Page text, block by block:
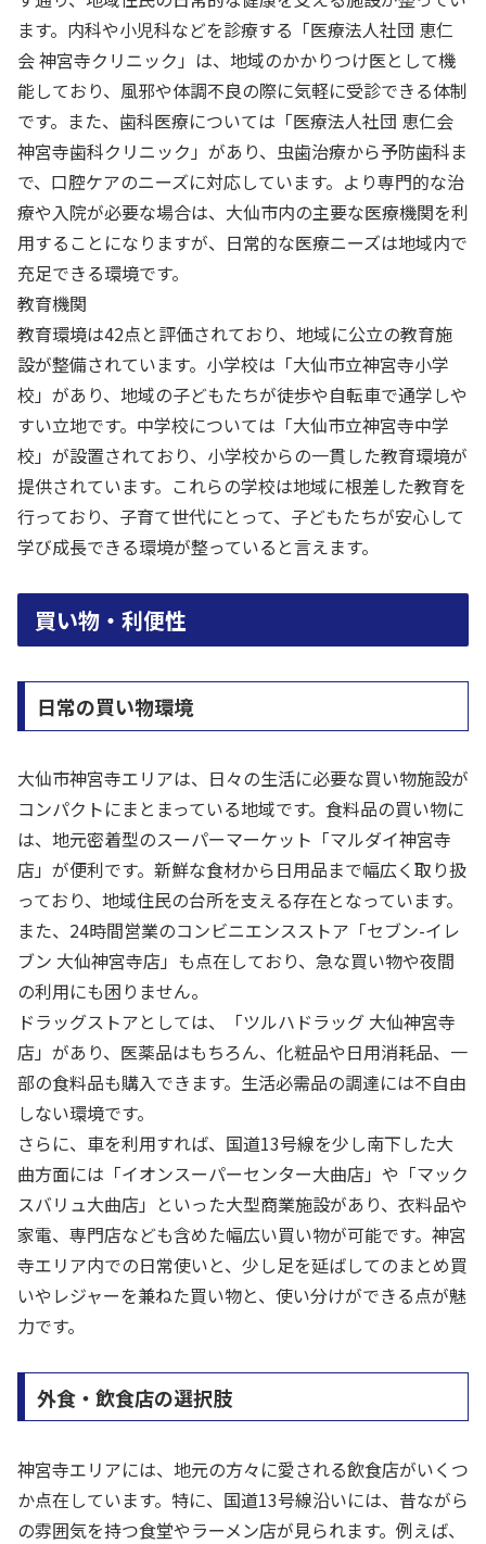
ます。内科や小児科などを診療する「医療法人社団 恵仁
会 神宮寺クリニック」は、地域のかかりつけ医として機
能しており、風邪や体調不良の際に気軽に受診できる体制
です。また、歯科医療については「医療法人社団 恵仁会
神宮寺歯科クリニック」があり、虫歯治療から予防歯科ま
で、口腔ケアのニーズに対応しています。より専門的な治
療や入院が必要な場合は、大仙市内の主要な医療機関を利
用することになりますが、日常的な医療ニーズは地域内で
充足できる環境です。
教育機関
教育環境は42点と評価されており、地域に公立の教育施
設が整備されています。小学校は「大仙市立神宮寺小学
校」があり、地域の子どもたちが徒歩や自転車で通学しや
すい立地です。中学校については「大仙市立神宮寺中学
校」が設置されており、小学校からの一貫した教育環境が
提供されています。これらの学校は地域に根差した教育を
行っており、子育て世代にとって、子どもたちが安心して
学び成長できる環境が整っていると言えます。
買い物・利便性
日常の買い物環境
大仙市神宮寺エリアは、日々の生活に必要な買い物施設が
コンパクトにまとまっている地域です。食料品の買い物に
は、地元密着型のスーパーマーケット「マルダイ神宮寺
店」が便利です。新鮮な食材から日用品まで幅広く取り扱
っており、地域住民の台所を支える存在となっています。
また、24時間営業のコンビニエンスストア「セブン-イレ
ブン 大仙神宮寺店」も点在しており、急な買い物や夜間
の利用にも困りません。
ドラッグストアとしては、「ツルハドラッグ 大仙神宮寺
店」があり、医薬品はもちろん、化粧品や日用消耗品、一
部の食料品も購入できます。生活必需品の調達には不自由
しない環境です。
さらに、車を利用すれば、国道13号線を少し南下した大
曲方面には「イオンスーパーセンター大曲店」や「マック
スバリュ大曲店」といった大型商業施設があり、衣料品や
家電、専門店なども含めた幅広い買い物が可能です。神宮
寺エリア内での日常使いと、少し足を延ばしてのまとめ買
いやレジャーを兼ねた買い物と、使い分けができる点が魅
力です。
外食・飲食店の選択肢
神宮寺エリアには、地元の方々に愛される飲食店がいくつ
か点在しています。特に、国道13号線沿いには、昔ながら
の雰囲気を持つ食堂やラーメン店が見られます。例えば、